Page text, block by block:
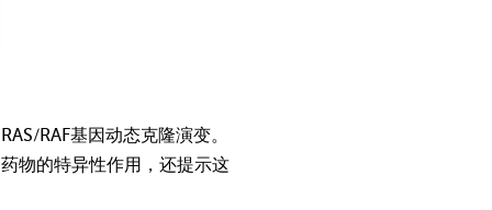
RAF基因动态克隆演变。
物的特异性作用，还提示这